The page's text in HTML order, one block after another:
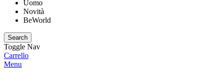
Uomo
Novità
BeWorld
Search
Toggle Nav
Carrello
Menu